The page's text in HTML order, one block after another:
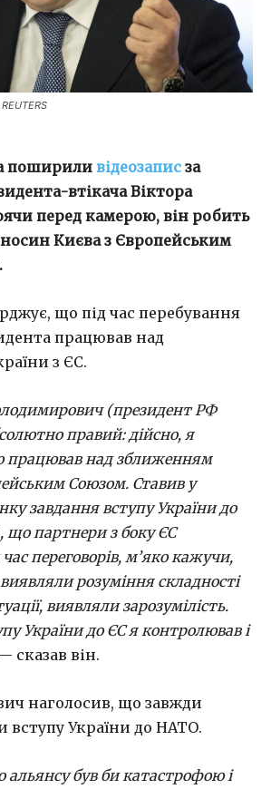
поширили відеозапис за
втікача Віктора
перед камерою, він робить
Києва з Європейським
що під час перебування
працював над
з ЄС.
(президент РФ
правий: дійсно, я
працював над зближенням
Союзом. Ставив у
завдання вступу України до
що партнери з боку ЄС
переговорів, м’яко кажучи,
розуміння складності
виявляли зарозумілість.
України до ЄС я контролював і
сказав він.
наголосив, що завжди
вступу України до НАТО.
альянсу був би катастрофою і